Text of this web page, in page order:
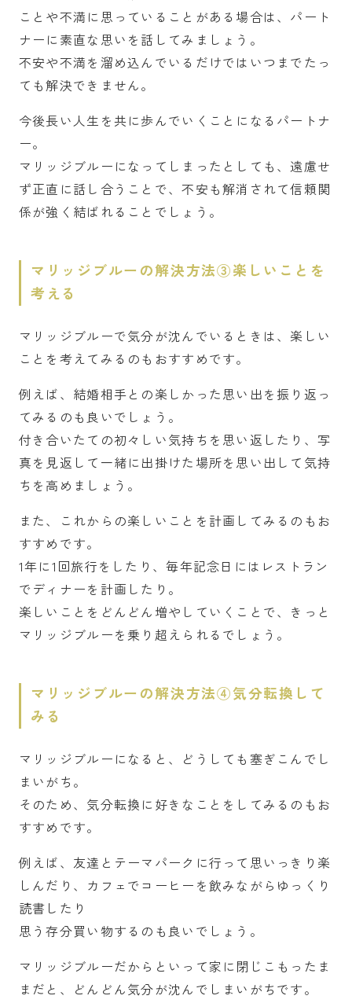
ことや不満に思っていることがある場合は、パート
ナーに素直な思いを話してみましょう。
不安や不満を溜め込んでいるだけではいつまでたっ
ても解決できません。
今後長い人生を共に歩んでいくことになるパートナ
ー。
マリッジブルーになってしまったとしても、遠慮せ
ず正直に話し合うことで、不安も解消されて信頼関
係が強く結ばれることでしょう。
マリッジブルーの解決方法③楽しいことを
考える
マリッジブルーで気分が沈んでいるときは、楽しい
ことを考えてみるのもおすすめです。
例えば、結婚相手との楽しかった思い出を振り返っ
てみるのも良いでしょう。
付き合いたての初々しい気持ちを思い返したり、写
真を見返して一緒に出掛けた場所を思い出して気持
ちを高めましょう。
また、これからの楽しいことを計画してみるのもお
すすめです。
1年に1回旅行をしたり、毎年記念日にはレストラン
でディナーを計画したり。
楽しいことをどんどん増やしていくことで、きっと
マリッジブルーを乗り超えられるでしょう。
マリッジブルーの解決方法④気分転換して
みる
マリッジブルーになると、どうしても塞ぎこんでし
まいがち。
そのため、気分転換に好きなことをしてみるのもお
すすめです。
例えば、友達とテーマパークに行って思いっきり楽
しんだり、カフェでコーヒーを飲みながらゆっくり
読書したり
思う存分買い物するのも良いでしょう。
マリッジブルーだからといって家に閉じこもったま
まだと、どんどん気分が沈んでしまいがちです。